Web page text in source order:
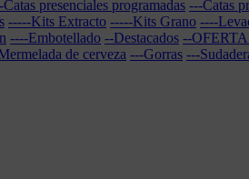
presenciales programadas ---Catas
-----Kits Extracto -----Kits Grano ----
----Embotellado --Destacados --
de cerveza ---Gorras ---